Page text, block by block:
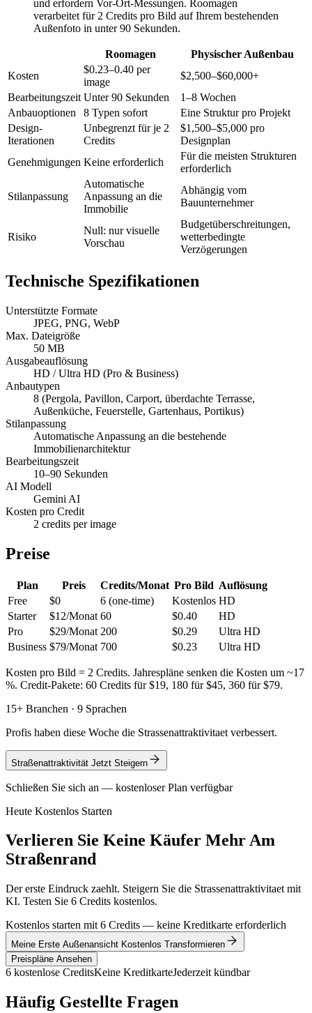
und erfordern Vor-Ort-Messungen. Roomagen
verarbeitet für 2 Credits pro Bild auf Ihrem bestehenden
Außenfoto in unter 90 Sekunden.
Roomagen
Physischer Außenbau
Kosten
$0.23–0.40 per
image
$2,500–$60,000+
Bearbeitungszeit Unter 90 Sekunden
1–8 Wochen
Anbauoptionen
8 Typen sofort
Eine Struktur pro Projekt
Design-
Iterationen
Unbegrenzt für je 2
Credits
$1,500–$5,000 pro
Designplan
Genehmigungen Keine erforderlich
Für die meisten Strukturen
erforderlich
Stilanpassung
Automatische
Anpassung an die
Immobilie
Abhängig vom
Bauunternehmer
Risiko
Null: nur visuelle
Vorschau
Budgetüberschreitungen,
wetterbedingte
Verzögerungen
Technische Spezifikationen
Unterstützte Formate
JPEG, PNG, WebP
Max. Dateigröße
50 MB
Ausgabeauflösung
HD / Ultra HD (Pro & Business)
Anbautypen
8 (Pergola, Pavillon, Carport, überdachte Terrasse,
Außenküche, Feuerstelle, Gartenhaus, Portikus)
Stilanpassung
Automatische Anpassung an die bestehende
Immobilienarchitektur
Bearbeitungszeit
10–90 Sekunden
AI Modell
Gemini AI
Kosten pro Credit
2 credits per image
Preise
Plan Preis Credits/Monat Pro Bild Auflösung
Free
$0 6 (one-time) Kostenlos HD
Starter
$12/Monat 60 $0.40
HD
Pro
$29/Monat 200 $0.29
Ultra HD
Business $79/Monat 700 $0.23 Ultra HD
Kosten pro Bild = 2 Credits. Jahrespläne senken die Kosten um ~17
%. Credit-Pakete: 60 Credits für $19, 180 für $45, 360 für $79.
15+ Branchen · 9 Sprachen
Profis haben diese Woche die Strassenattraktivitaet verbessert.
Straßenattraktivität Jetzt Steigern
Schließen Sie sich an — kostenloser Plan verfügbar
Heute Kostenlos Starten
Verlieren Sie Keine Käufer Mehr Am
Straßenrand
Der erste Eindruck zaehlt. Steigern Sie die Strassenattraktivitaet mit
KI. Testen Sie 6 Credits kostenlos.
Kostenlos starten mit 6 Credits — keine Kreditkarte erforderlich
Meine Erste Außenansicht Kostenlos Transformieren
Preispläne Ansehen
6 kostenlose CreditsKeine KreditkarteJederzeit kündbar
Häufig Gestellte Fragen